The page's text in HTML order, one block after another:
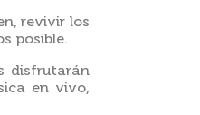
revivir los
posible.
disfrutarán
en vivo,